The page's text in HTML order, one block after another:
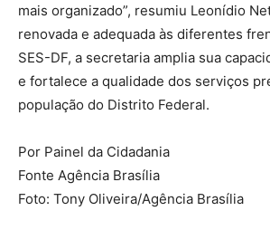
mais organizado”, resumiu Leonídio
renovada e adequada às diferentes
SES-DF, a secretaria amplia sua
e fortalece a qualidade dos serviços
população do Distrito Federal.
Por Painel da Cidadania
Fonte Agência Brasília
Foto: Tony Oliveira/Agência Brasília